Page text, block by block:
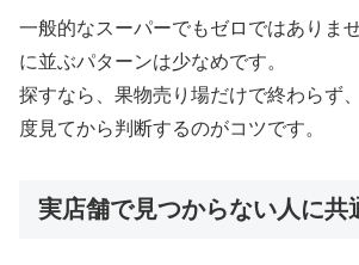
一般的なスーパーでもゼロではありま
に並ぶパターンは少なめです。
探すなら、果物売り場だけで終わらず
度見てから判断するのがコツです。
実店舗で見つからない人に共